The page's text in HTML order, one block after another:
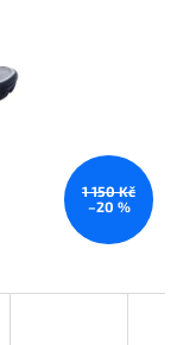
1 150 Kč
–20 %